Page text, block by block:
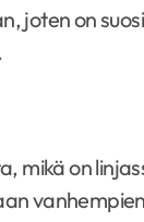
joten on
mikä on